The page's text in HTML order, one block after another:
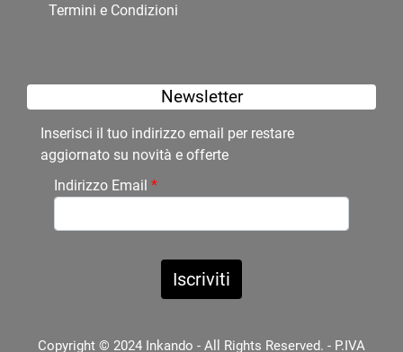
Termini e Condizioni
Newsletter
Inserisci il tuo indirizzo email per restare
aggiornato su novità e offerte
Indirizzo Email *
Copyright © 2024 Inkando - All Rights Reserved. - P.IVA